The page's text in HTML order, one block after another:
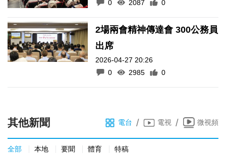
0
2087 0
2場兩會精神傳達會 300公務員
出席
2026-04-27 20:26
0
2985 0
其他新聞 電台 / 電視 / 微視頻
全部 本地 要聞 體育 特稿